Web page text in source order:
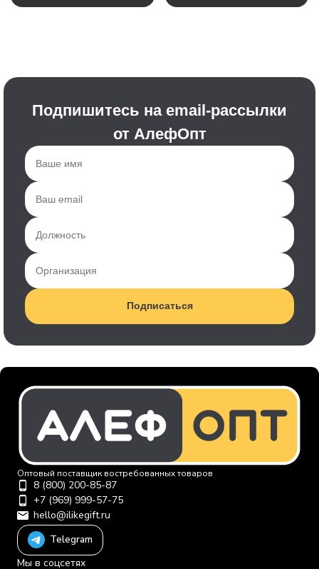
Подпишитесь на email-рассылки
от АлефОпт
Подписаться
Оптовый поставщик востребованных товаров
8 (800) 200-85-87
+7 (969) 999-57-75
hello@ilikegift.ru
Telegram
Мы в соцсетях